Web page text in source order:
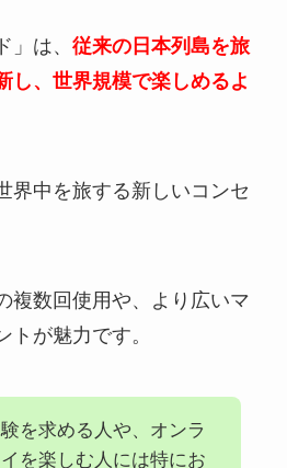
」は、 従来の日本列島を旅
し、世界規模で楽しめるよ
界中を旅する新しいコンセ
複数回使用や、より広いマ
トが魅力です。
を求める人や、オンラ
を楽しむ人には特にお